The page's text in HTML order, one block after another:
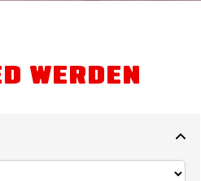
WERDEN